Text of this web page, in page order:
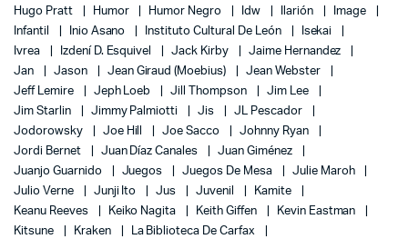
Hugo Pratt
Humor Humor Negro Idw Ilarión
Image
Infantil
Inio Asano Instituto Cultural De León
Isekai
Ivrea
Izdení D. Esquivel Jack Kirby
Jaime Hernandez
Jan
Jason Jean Giraud (Moebius)
Jean Webster
Jeff Lemire
Jeph Loeb Jill Thompson
Jim Lee
Jim Starlin
Jimmy Palmiotti Jis
JL Pescador
Jodorowsky
Joe Hill Joe Sacco
Johnny Ryan
Jordi Bernet
Juan Díaz Canales
Juan Giménez
Juanjo Guarnido
Juegos Juegos De Mesa
Julie Maroh
Julio Verne
Junji Ito Jus Juvenil
Kamite
Keanu Reeves
Keiko Nagita Keith Giffen
Kevin Eastman
Kitsune
Kraken
La Biblioteca De Carfax